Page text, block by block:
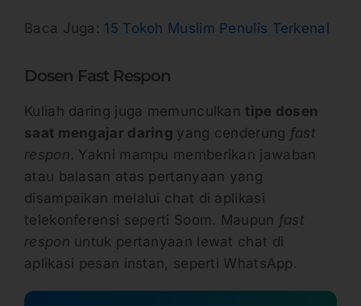
Baca Juga: 15 Tokoh Muslim Penulis Terkenal
Dosen Fast Respon
Kuliah daring juga memunculkantipe dosen
saat mengajar daring yang cenderung fast
respon. Yakni mampu memberikan jawaban
atau balasan atas pertanyaan yang
disampaikan melalui chat di aplikasi
telekonferensi seperti Soom. Maupun fast
respon untuk pertanyaan lewat chat di
aplikasi pesan instan, seperti WhatsApp.